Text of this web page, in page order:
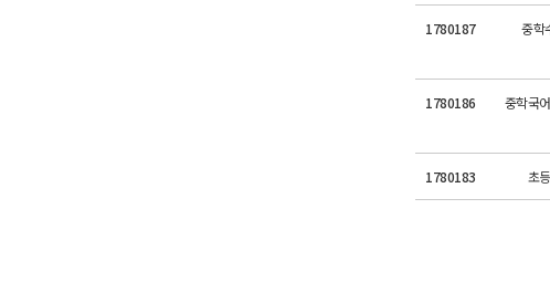
1780187 중학
1780186 중학국
1780183 초